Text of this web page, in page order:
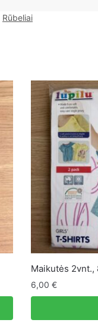
Rūbeliai
Maikutės 2vnt.,
6,00 €